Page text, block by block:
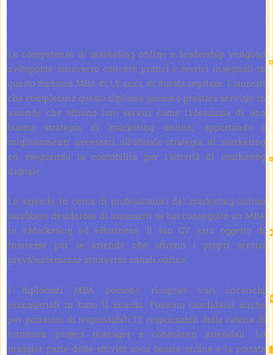
Le competenze di marketing online e leadership vengono
sviluppate attraverso concetti pratici e teorici insegnati in
questo diploma MBA di 1,5 anni, di durata regolare. I laureati
che completano questo diploma possono prestare servizio in
aziende che offrono loro servizi come l'ideazione di una
buona strategia di marketing online, apportando i
miglioramenti necessari all'attuale strategia di marketing
ed eseguendo la contabilità per l'attività di marketing
digitale.
Le aziende in cerca di professionisti del marketing online
sarebbero desiderose di assumerti se hai conseguito un MBA
in eMarketing ed eBusiness. Il tuo CV sarà oggetto di
interesse per le aziende che offrono i propri servizi
prevalentemente attraverso canali online.
I diplomati MBA possono ricoprire vari incarichi
manageriali in tutto il mondo. Possono candidarsi anche
per posizioni di responsabili IT, responsabili della catena di
fornitura, project manager e consulenti aziendali. La
maggior parte delle attività sono basate online e la portata